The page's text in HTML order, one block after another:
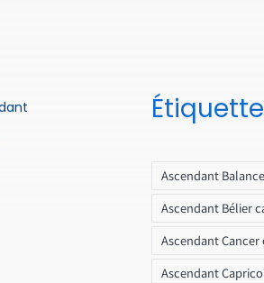
Ascendant
Ascendant Bélier
Ascendant Cancer
Ascendant